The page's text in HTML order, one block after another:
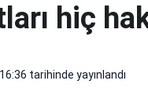
hiç
tarihinde yayınlandı